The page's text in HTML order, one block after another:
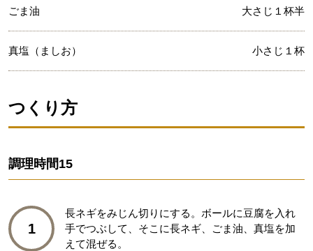
ごま油 大さじ１杯半
真塩（ましお） 小さじ１杯
つくり方
調理時間15
1
長ネギをみじん切りにする。ボールに豆腐を入れ
手でつぶして、そこに長ネギ、ごま油、真塩を加
えて混ぜる。